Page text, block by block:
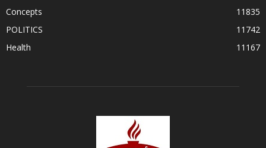
Concepts
11835
POLITICS
11742
Health
11167